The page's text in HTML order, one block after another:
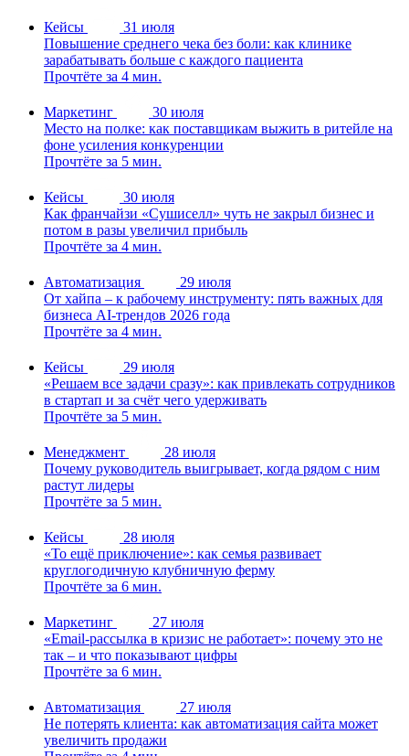
Кейсы
31 июля
Повышение среднего чека без боли: как клинике
зарабатывать больше с каждого пациента
Прочтёте за 4 мин.
Маркетинг
30 июля
Место на полке: как поставщикам выжить в ритейле на
фоне усиления конкуренции
Прочтёте за 5 мин.
Кейсы
30 июля
Как франчайзи «Сушиселл» чуть не закрыл бизнес и
потом в разы увеличил прибыль
Прочтёте за 4 мин.
Автоматизация
29 июля
От хайпа – к рабочему инструменту: пять важных для
бизнеса AI-трендов 2026 года
Прочтёте за 4 мин.
Кейсы
29 июля
«Решаем все задачи сразу»: как привлекать сотрудников
в стартап и за счёт чего удерживать
Прочтёте за 5 мин.
Менеджмент
28 июля
Почему руководитель выигрывает, когда рядом с ним
растут лидеры
Прочтёте за 5 мин.
Кейсы
28 июля
«То ещё приключение»: как семья развивает
круглогодичную клубничную ферму
Прочтёте за 6 мин.
Маркетинг
27 июля
«Email-рассылка в кризис не работает»: почему это не
так – и что показывают цифры
Прочтёте за 6 мин.
Автоматизация
27 июля
Не потерять клиента: как автоматизация сайта может
увеличить продажи